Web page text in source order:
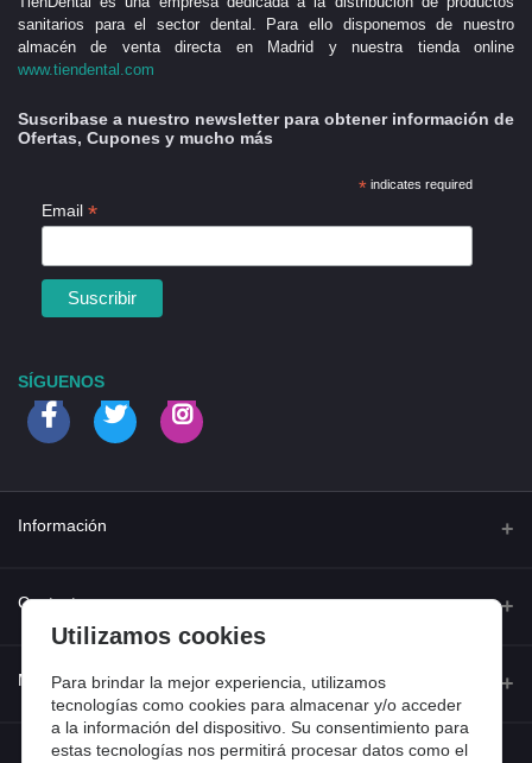
sanitarios para el sector dental. Para ello disponemos de nuestro
almacén de venta directa en Madrid y nuestra tienda online
www.tiendental.com
Suscribase a nuestro newsletter para obtener información de
Ofertas, Cupones y mucho más
*indicates required
Email *
SÍGUENOS
Información
Quienes somos
Contacta con nosotros
Dónde estamos
Preguntas frecuentes
Contacto
Dirección
Calle Ferraz 42, Madrid
Teléfono
Mi cuenta
Iniciar sesión
Utilizamos cookies
Para brindar la mejor experiencia, utilizamos
tecnologías como cookies para almacenar y/o acceder
a la información del dispositivo. Su consentimiento para
estas tecnologías nos permitirá procesar datos como el